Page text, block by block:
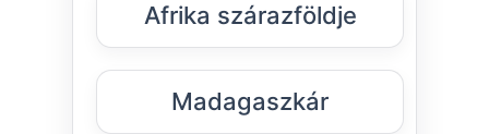
Afrika szárazföldje
Madagaszkár